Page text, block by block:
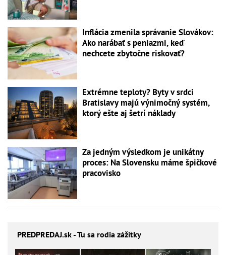
Inflácia zmenila správanie Slovákov:
Ako narábať s peniazmi, keď
nechcete zbytočne riskovať?
Extrémne teploty? Byty v srdci
Bratislavy majú výnimočný systém,
ktorý ešte aj šetrí náklady
Za jedným výsledkom je unikátny
proces: Na Slovensku máme špičkové
pracovisko
PREDPREDAJ.sk - Tu sa rodia zážitky